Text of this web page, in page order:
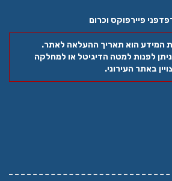
פיירפוקס וכרום
המידע הוא תאריך ההעלאה לאתר.
לפנות למטה הדיגיטל או למחלקה
באתר העירוני.